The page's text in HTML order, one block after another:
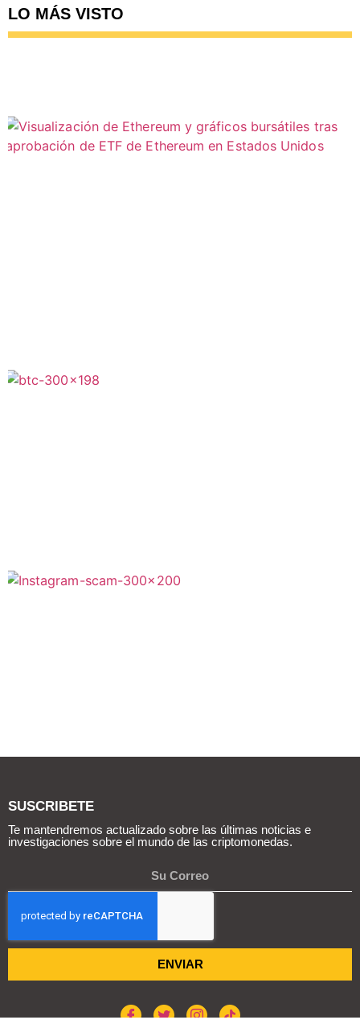
LO MÁS VISTO
SUSCRIBETE
Te mantendremos actualizado sobre las últimas noticias e
investigaciones sobre el mundo de las criptomonedas.
ENVIAR